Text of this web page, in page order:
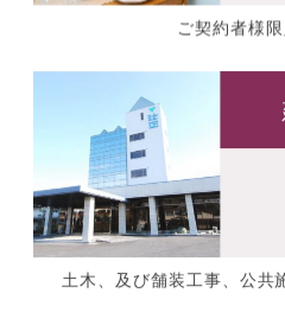
ご契約者様
土木、及び舗装工事、公共